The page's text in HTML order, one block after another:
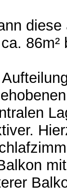
diese
86m²